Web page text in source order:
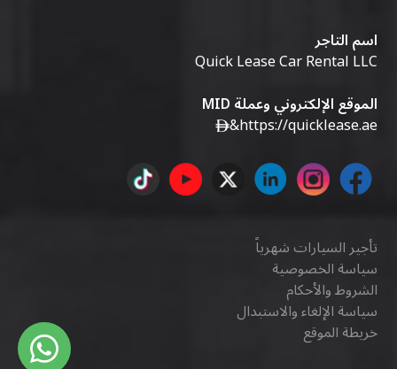
اسم التاجر
Quick Lease Car Rental LLC
الموقع الإلكتروني وعملة MID
https://quicklease.ae
&
تأجير السيارات شهرياً
سياسة الخصوصية
الشروط والأحكام
سياسة الإلغاء والاستبدال
خريطة الموقع